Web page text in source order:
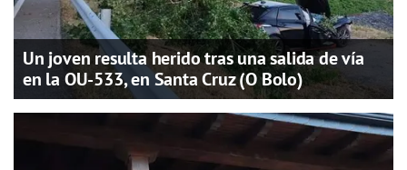
Un joven resulta herido tras una salida de vía
en la OU-533, en Santa Cruz (O Bolo)